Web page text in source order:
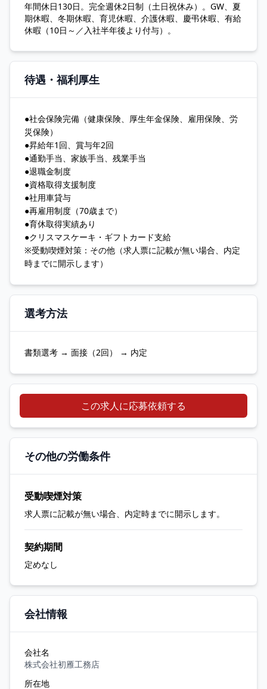
年間休日130日。完全週休2日制（土日祝休み）。GW、夏
期休暇、冬期休暇、育児休暇、介護休暇、慶弔休暇、有給
休暇（10日～／入社半年後より付与）。
待遇・福利厚生
●社会保険完備（健康保険、厚生年金保険、雇用保険、労
災保険）
●昇給年1回、賞与年2回
●通勤手当、家族手当、残業手当
●退職金制度
●資格取得支援制度
●社用車貸与
●再雇用制度（70歳まで）
●育休取得実績あり
●クリスマスケーキ・ギフトカード支給
※受動喫煙対策：その他（求人票に記載が無い場合、内定
時までに開示します）
選考方法
書類選考 → 面接（2回） → 内定
この求人に応募依頼する
その他の労働条件
受動喫煙対策
求人票に記載が無い場合、内定時までに開示します。
契約期間
定めなし
会社情報
会社名
株式会社初雁工務店
所在地